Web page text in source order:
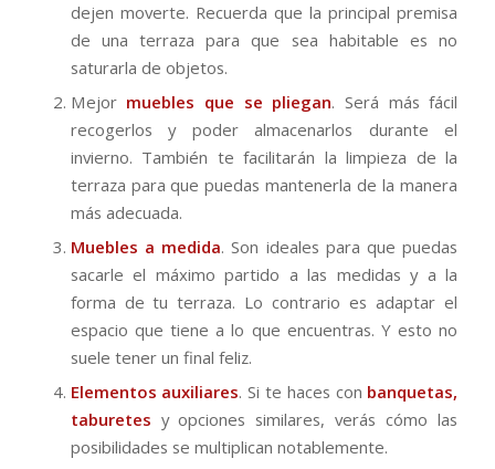
dejen moverte. Recuerda que la principal premisa
de una terraza para que sea habitable es no
saturarla de objetos.
Mejor muebles que se pliegan. Será más fácil
recogerlos y poder almacenarlos durante el
invierno. También te facilitarán la limpieza de la
terraza para que puedas mantenerla de la manera
más adecuada.
Muebles a medida. Son ideales para que puedas
sacarle el máximo partido a las medidas y a la
forma de tu terraza. Lo contrario es adaptar el
espacio que tiene a lo que encuentras. Y esto no
suele tener un final feliz.
Elementos auxiliares. Si te haces con banquetas,
taburetes y opciones similares, verás cómo las
posibilidades se multiplican notablemente.